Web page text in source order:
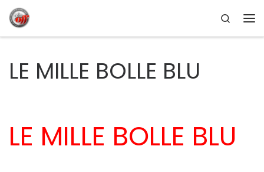
Passa al contenuto
Search
LE MILLE BOLLE BLU
LE MILLE BOLLE BLU